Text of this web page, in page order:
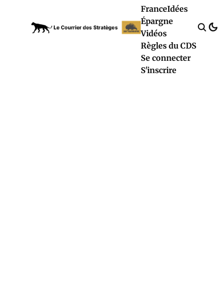
FranceIdées
Épargne
Vidéos
Règles du CDS
Se connecter
S'inscrire